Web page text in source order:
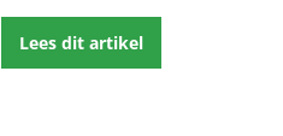
Lees dit artikel